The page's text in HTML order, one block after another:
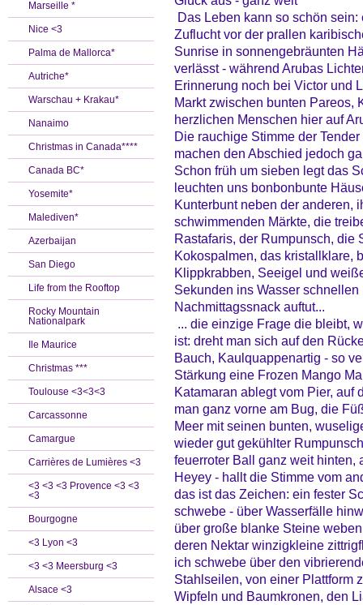
Marseille *
Nice <3
Palma de Mallorca*
Autriche*
Warschau + Krakau*
Nanaimo
Christmas in Canada****
Canada BC*
Yosemite*
Malediven*
Azerbaijan
San Diego
Life from the Rooftop
Rocky Mountain
Nationalpark
Ile Maurice
Christmas ***
Toulouse <3<3<3
Carcassonne
Camargue
Carrières de Lumières <3
<3 <3 <3 Provence <3 <3
<3
Bourgogne
<3 Lyon <3
<3 <3 Meersburg <3
Alsace <3
Das Leben kann so schön
Zuflucht vor der prallen
Sunrise in sonnengebräunten
verlässt - während Arubas
Erinnerung noch bei Victor und
Markt zwischen bunten Pareos,
herzlichen Menschen hier auf
Die rauchige Stimme der
machen den Abschied jedoch
Schon früh um sieben legt das
leuchten uns bonbonbunte
Kunterbunt neben der anderen,
schwimmenden Märkte, die
Rastafaris, der Rumpunsch, die
Kokospalmen, das kristallklare,
Klippkrabben, Seeigel und
Sekunden ins Wasser
Nachmittagssnack auftut...
... die einzige Frage die bleibt,
ist: dreht man sich auf den
Bauch, Kaulquappenartig - so
Stärkung eine Frozen Mango
Katamaran ablegt vom Pier, auf
man ganz vorne am Bug, die
Meer mit seinen bunten,
wieder gut gekühlter
feuerroter Ball ganz weit hinten,
Heyey - hallt die Stimme vom
das ist das Zeichen: ein fester
schwebe - über Wasserfälle
über große blanke Steine
deren Nektar winzigkleine
ich schwebe über den
Stahlseilen, von einer Plattform
Wipfeln und Baumkronen, den